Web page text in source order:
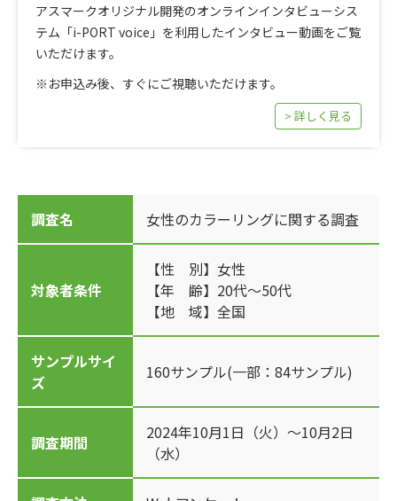
アスマークオリジナル開発のオンラインインタビューシス
テム「i-PORT voice」を利用したインタビュー動画をご覧
いただけます。
※お申込み後、すぐにご視聴いただけます。
> 詳しく見る
調査名 女性のカラーリングに関する調査
対象者条件
【性 別】女性
【年 齢】20代～50代
【地 域】全国
サンプルサイ
ズ
160サンプル(一部：84サンプル)
調査期間
2024年10月1日（火）～10月2日
（水）